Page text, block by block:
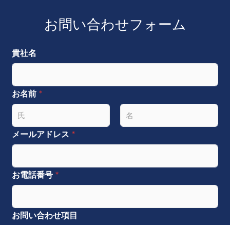
お問い合わせフォーム
貴社名
お名前*
名
メールアドレス*
お電話番号*
お問い合わせ項目